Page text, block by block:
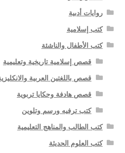
روايات أدبية
كتب إسلامية
كتب الأطفال والناشئة
قصص إسلامية تاريخية وتعليمية
قصص باللغتين العربية
قصص هادفة وحكايا تربوية
كتب ترفيه ورسم وتلوين
كتب الطالب والمناهج التعليمية
كتب العلوم الحديثة